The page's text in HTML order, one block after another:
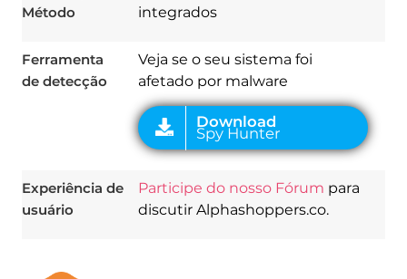
Método
integrados
Ferramenta
de detecção
Veja se o seu sistema foi
afetado por malware
Experiência de
usuário
Participe do nosso Fórum para
discutir Alphashoppers.co.